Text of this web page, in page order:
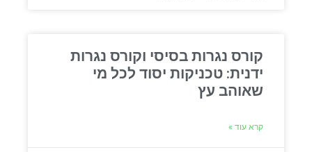
קורס נגרות בסיסי וקורס נגרות
ידנית: טכניקות יסוד לכל מי
שאוהב עץ
קרא עוד »